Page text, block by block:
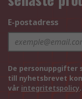
E-postadress
De personuppgifter
till nyhetsbrevet
vår integritetspolicy.